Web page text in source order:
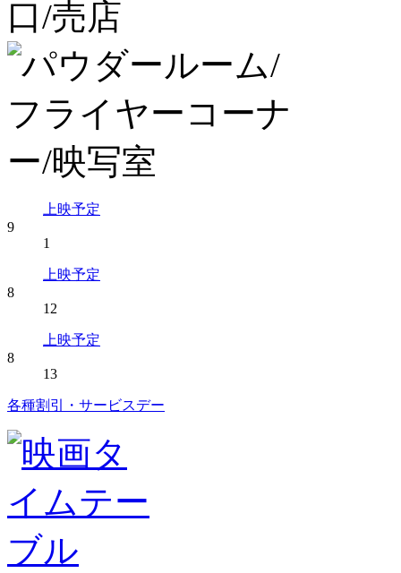
上映予定
9
1
上映予定
8
12
上映予定
8
13
各種割引・サービスデー